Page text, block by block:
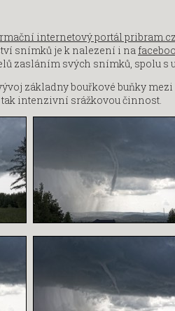
internetový portál pribram.cz
snímků je k nalezení i na
zasláním svých snímků, spolu s
základny bouřkové buňky mezi
intenzivní srážkovou činnost.